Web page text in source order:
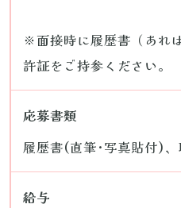
※面接時に履歴書（あれ
許証をご持参ください。
応募書類
履歴書(直筆･写真貼付)
給与